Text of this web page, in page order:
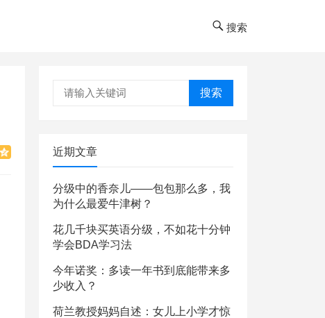
搜索
搜索
近期文章
分级中的香奈儿——包包那么多，我
为什么最爱牛津树？
花几千块买英语分级，不如花十分钟
学会BDA学习法
今年诺奖：多读一年书到底能带来多
少收入？
荷兰教授妈妈自述：女儿上小学才惊